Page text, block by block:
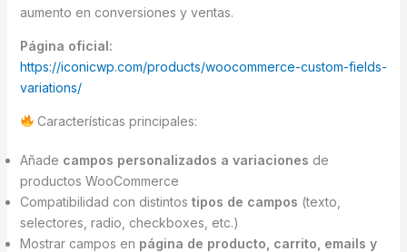
aumento en conversiones y ventas.
Página oficial:
https://iconicwp.com/products/woocommerce-custom-fields-
variations/
Características principales:
Añade campos personalizados a variaciones de
productos WooCommerce
Compatibilidad con distintos tipos de campos (texto,
selectores, radio, checkboxes, etc.)
Mostrar campos en página de producto, carrito, emails y